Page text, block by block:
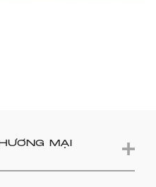
MẠI